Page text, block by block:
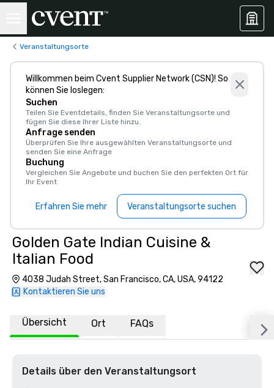
Veranstaltungsorte
Willkommen beim Cvent Supplier Network (CSN)! So
können Sie loslegen:
Suchen
Teilen Sie Eventdetails, finden Sie Veranstaltungsorte und
fügen Sie diese Ihrer Liste hinzu.
Anfrage senden
Überprüfen Sie Ihre ausgewählten Veranstaltungsorte und
senden Sie eine Anfrage
Buchung
Vergleichen Sie Angebote und buchen Sie den perfekten Ort für
Ihr Event
Erfahren Sie mehr Veranstaltungsorte suchen
Golden Gate Indian Cuisine &
Italian Food
4038 Judah Street, San Francisco, CA, USA, 94122
Kontaktieren Sie uns
Übersicht Ort FAQs
Details über den Veranstaltungsort